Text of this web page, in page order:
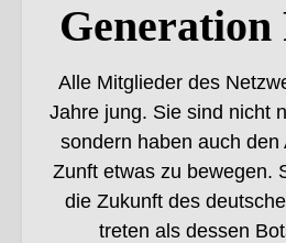
Generation
Alle Mitglieder des
Jahre jung. Sie sind nicht
sondern haben auch den
Zunft etwas zu bewegen.
die Zukunft des
treten als dessen